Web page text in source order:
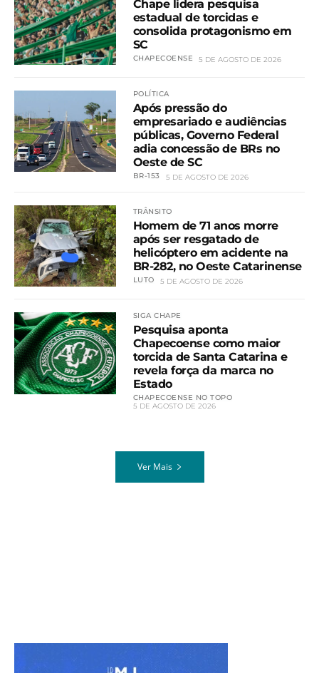
Chape lidera pesquisa
estadual de torcidas e
consolida protagonismo em
SC
CHAPECOENSE 5 DE AGOSTO DE 2026
POLÍTICA
Após pressão do
empresariado e audiências
públicas, Governo Federal
adia concessão de BRs no
Oeste de SC
BR-153 5 DE AGOSTO DE 2026
TRÂNSITO
Homem de 71 anos morre
após ser resgatado de
helicóptero em acidente na
BR-282, no Oeste Catarinense
LUTO 5 DE AGOSTO DE 2026
SIGA CHAPE
Pesquisa aponta
Chapecoense como maior
torcida de Santa Catarina e
revela força da marca no
Estado
CHAPECOENSE NO TOPO
5 DE AGOSTO DE 2026
Ver Mais